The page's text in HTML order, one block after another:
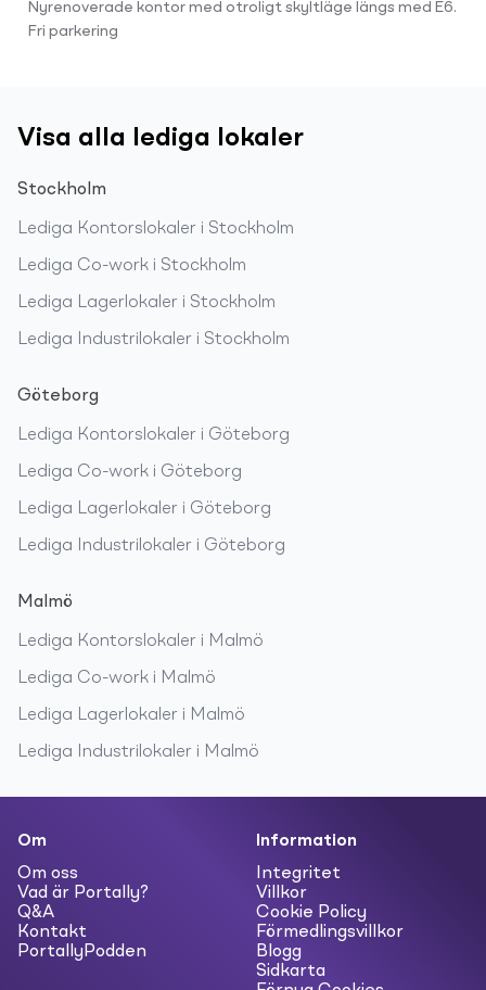
Nyrenoverade kontor med otroligt skyltläge längs med E6.
Fri parkering
Visa alla lediga lokaler
Stockholm
Lediga Kontorslokaler i Stockholm
Lediga Co-work i Stockholm
Lediga Lagerlokaler i Stockholm
Lediga Industrilokaler i Stockholm
Göteborg
Lediga Kontorslokaler i Göteborg
Lediga Co-work i Göteborg
Lediga Lagerlokaler i Göteborg
Lediga Industrilokaler i Göteborg
Malmö
Lediga Kontorslokaler i Malmö
Lediga Co-work i Malmö
Lediga Lagerlokaler i Malmö
Lediga Industrilokaler i Malmö
Om
Om oss
Vad är Portally?
Q&A
Kontakt
PortallyPodden
Information
Integritet
Villkor
Cookie Policy
Förmedlingsvillkor
Blogg
Sidkarta